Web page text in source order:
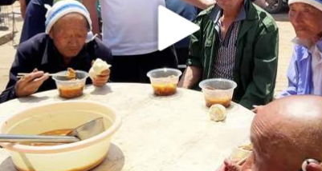
36岁男演员史元庭入职景区当NPC
浙江海域将现5到8米巨浪到狂浪
2025年小学教师减少13.19万
泰国：高度重视中国游客旅游体验
于东来直播和胖东来核心团队开会